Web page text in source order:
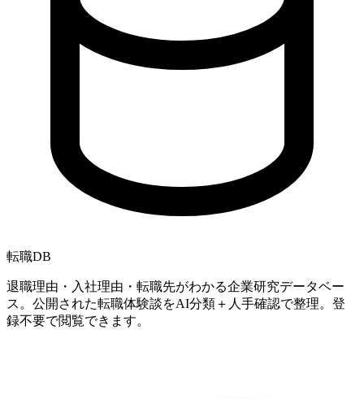
転職DB
退職理由・入社理由・転職先がわかる企業研究データベー
ス。公開された転職体験談をAI分類＋人手確認で整理。登
録不要で閲覧できます。